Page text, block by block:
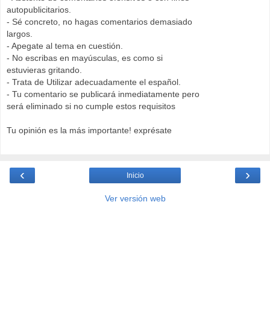
autopublicitarios.
- Sé concreto, no hagas comentarios demasiado
largos.
- Apegate al tema en cuestión.
- No escribas en mayúsculas, es como si
estuvieras gritando.
- Trata de Utilizar adecuadamente el español.
- Tu comentario se publicará inmediatamente pero
será eliminado si no cumple estos requisitos
Tu opinión es la más importante! exprésate
‹ ›
Inicio
Ver versión web